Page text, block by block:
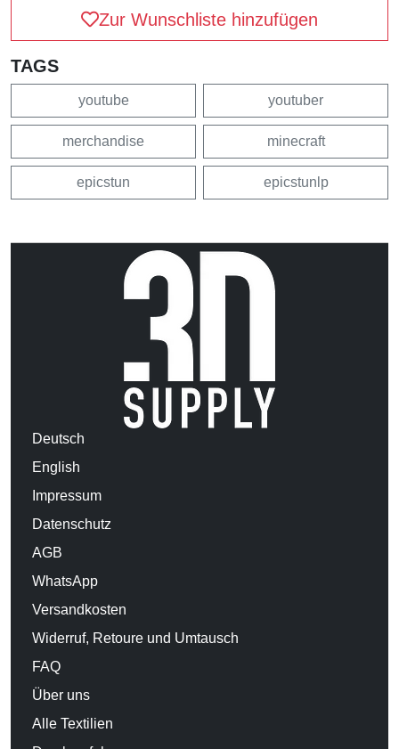
Zur Wunschliste hinzufügen
TAGS
youtube youtuber
merchandise minecraft
epicstun epicstunlp
Deutsch
English
Impressum
Datenschutz
AGB
WhatsApp
Versandkosten
Widerruf, Retoure und Umtausch
FAQ
Über uns
Alle Textilien